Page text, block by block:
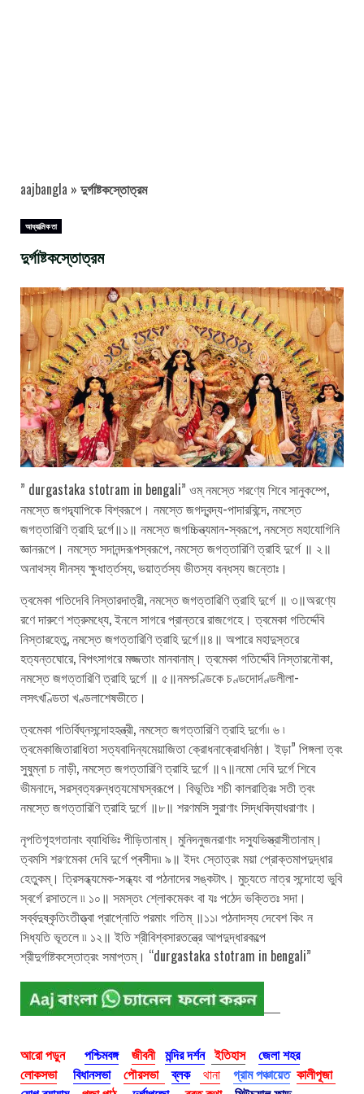
aajbangla » দুর্গাষ্টকস্তোত্রম
আধ্যাত্মিকতা
দুর্গাষ্টকস্তোত্রম
” durgastaka stotram in bengali” ওম্ নমস্তে শরণ্যে শিবে সানুকম্পে,
নমস্তে জগদ্ব্যাপিকে বিশ্বরূপে। নমস্তে জগদ্বন্দ্য-পাদারবিন্দে, নমস্তে
জগত্তারিণি ত্রাহি দুর্গে॥১॥ নমস্তে জগচ্চিন্ত্যমান-স্বরূপে, নমস্তে মহাযোগিনি
জ্ঞানরূপে। নমস্তে সদানন্দরূপস্বরূপে, নমস্তে জগত্তারিণি ত্রাহি দুর্গে ॥ ২॥
অনাথস্য দীনস্য ক্ষুধার্ত্তস্য, ভয়ার্ত্তস্য ভীতস্য বন্ধস্য জন্তোঃ।
ত্বমেকা গতিদেবি নিস্তারদাত্রী, নমস্তে জগত্তাৱিণি ত্রাহি দুর্গে ॥ ৩॥অরণ্যে
রণে দারুণে শত্রুমধ্যে, ইনলে সাগরে প্রান্তরে রাজগেহে। ত্বমেকা গতিৰ্দ্দেবি
নিস্তারহেতু, নমস্তে জগত্তারিণি ত্রাহি দুর্গে॥৪॥ অপারে মহাদুস্তরে
হত্যন্তঘোরে, বিপৎসাগরে মজ্জতাং মানবানাম্। ত্বমেকা গতিৰ্দ্দেবি নিস্তারনৌকা,
নমস্তে জগত্তারিণি ত্রাহি দুর্গে ॥ ৫॥নমশ্চণ্ডিকে চণ্ডদোর্দণ্ডলীলা-
লসৎখণ্ডিতা খণ্ডলাশেষভীতে।
ত্বমেকা গতির্বিঘ্নসন্দোহহন্ত্রী, নমস্তে জগত্তারিণি ত্রাহি দুর্গে৷৷ ৬ ৷
ত্বমেকাজিতারাধিতা সত্যবাদিন্যমেয়াজিতা ক্রোধনাক্রোধনিষ্ঠা। ইড়া” পিঙ্গলা ত্বং
সুষুম্না চ নাড়ী, নমস্তে জগত্তারিণি ত্রাহি দুর্গে ॥৭॥নমো দেবি দুর্গে শিবে
ভীমনাদে, সরস্বত্যরুন্ধত্যমোঘস্বরূপে। বিভূতিঃ শচী কালরাত্রিঃ সতী ত্বং
নমস্তে জগত্তারিণি ত্রাহি দুর্গে ॥৮॥ শরণমসি সুরাণাং সিদ্ধবিদ্যাধরাণাং।
নৃপতিগৃহগতানাং ব্যাধিভিঃ পীড়িতানাম্। মুনিদনুজনরাণাং দস্যুভিস্ত্রাসীতানাম্‌।
ত্বমসি শরণমেকা দেবি দুর্গে প্ৰসীদ৷৷ ৯॥ ইদং স্তোত্রং ময়া প্রোক্তমাপদুদ্ধার
হেতুকম্। ত্রিসন্ধ্যমেক-সন্ধ্যং বা পঠনাদের সঙ্কটাৎ। মুচ্যতে নাত্র সন্দোহো ভুবি
স্বর্গে রসাতলে ৷৷ ১০॥ সমস্তং শ্লোকমেকং বা যঃ পঠেদ ভক্তিতঃ সদা।
সৰ্ব্বদুষ্কৃতিংতীত্ত্বা প্রাপ্নোতি পরমাং গতিম্ ॥১১৷ পঠনাদস্য দেবেশ কিং ন
সিধ্যতি ভূতলে ৷৷ ১২॥ ইতি শ্রীবিশ্বসারতন্ত্রে আপদুদ্ধারকল্পে
শ্রীদুর্গাষ্টকস্তোত্রং সমাপ্তম্। “durgastaka stotram in bengali”
আরো পড়ুন পশ্চিমবঙ্গ জীবনী মন্দির দর্শন ইতিহাস
জেলা শহর
লোকসভা
বিধানসভা পৌরসভা ব্লক থানা গ্রাম পঞ্চায়েত কালীপূজা